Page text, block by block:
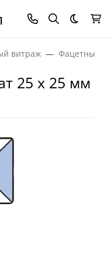
Темная
витраж Фацетные
25 х 25 мм